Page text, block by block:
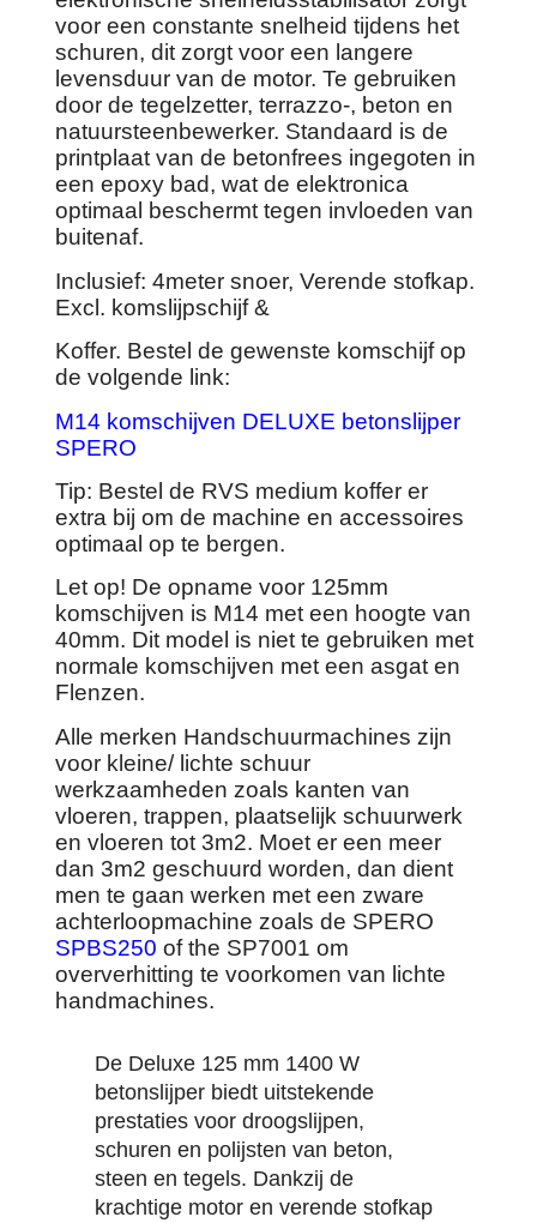
voor een constante snelheid tijdens het
schuren, dit zorgt voor een langere
levensduur van de motor. Te gebruiken
door de tegelzetter, terrazzo-, beton en
natuursteenbewerker. Standaard is de
printplaat van de betonfrees ingegoten in
een epoxy bad, wat de elektronica
optimaal beschermt tegen invloeden van
buitenaf.
Inclusief: 4meter snoer, Verende stofkap.
Excl. komslijpschijf &
Koffer. Bestel de gewenste komschijf op
de volgende link:
M14 komschijven DELUXE betonslijper
SPERO
Tip: Bestel de RVS medium koffer er
extra bij om de machine en accessoires
optimaal op te bergen.
Let op! De opname voor 125mm
komschijven is M14 met een hoogte van
40mm. Dit model is niet te gebruiken met
normale komschijven met een asgat en
Flenzen.
Alle merken Handschuurmachines zijn
voor kleine/ lichte schuur
werkzaamheden zoals kanten van
vloeren, trappen, plaatselijk schuurwerk
en vloeren tot 3m2. Moet er een meer
dan 3m2 geschuurd worden, dan dient
men te gaan werken met een zware
achterloopmachine zoals de SPERO
SPBS250 of the SP7001 om
oververhitting te voorkomen van lichte
handmachines.
De Deluxe 125 mm 1400 W
betonslijper biedt uitstekende
prestaties voor droogslijpen,
schuren en polijsten van beton,
steen en tegels. Dankzij de
krachtige motor en verende stofkap